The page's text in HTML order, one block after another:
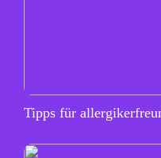
Tipps für